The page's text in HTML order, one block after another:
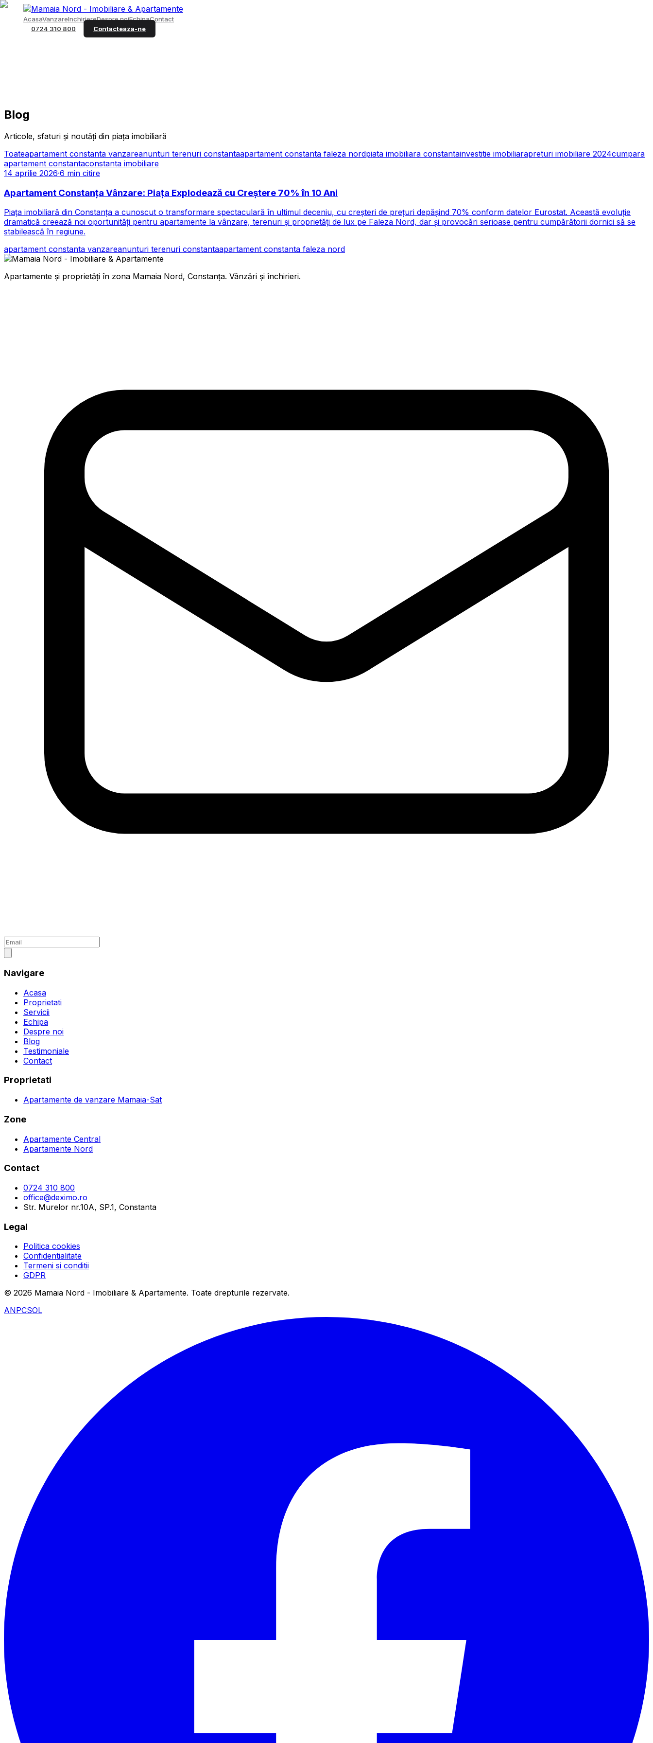
AcasaVanzareInchiriereDespre noiEchipaContact
0724 310 800
Contacteaza-ne
Blog
Articole, sfaturi și noutăți din piața imobiliară
Toateapartament constanta vanzareanunturi terenuri constantaapartament constanta faleza nordpiata imobiliara constantainvestitie imobiliarapreturi imobiliare 2024cumpara
apartament constantaconstanta imobiliare
14 aprilie 2026·6 min citire
Apartament Constanța Vânzare: Piața Explodează cu Creștere 70% în 10 Ani
Piața imobiliară din Constanța a cunoscut o transformare spectaculară în ultimul deceniu, cu creșteri de prețuri depășind 70% conform datelor Eurostat. Această evoluție
dramatică creează noi oportunități pentru apartamente la vânzare, terenuri și proprietăți de lux pe Faleza Nord, dar și provocări serioase pentru cumpărătorii dornici să se
stabilească în regiune.
apartament constanta vanzareanunturi terenuri constantaapartament constanta faleza nord
Apartamente și proprietăți în zona Mamaia Nord, Constanța. Vânzări și închirieri.
Navigare
Acasa
Proprietati
Servicii
Echipa
Despre noi
Blog
Testimoniale
Contact
Proprietati
Apartamente de vanzare Mamaia-Sat
Zone
Apartamente Central
Apartamente Nord
Contact
0724 310 800
office@deximo.ro
Str. Murelor nr.10A, SP.1, Constanta
Legal
Politica cookies
Confidentialitate
Termeni si conditii
GDPR
© 2026 Mamaia Nord - Imobiliare & Apartamente. Toate drepturile rezervate.
ANPCSOL